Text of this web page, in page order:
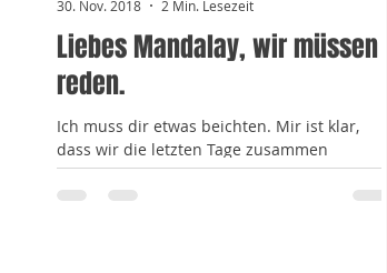
Liebes Mandalay, wir müssen
reden.
Ich muss dir etwas beichten. Mir ist klar,
dass wir die letzten Tage zusammen
verbracht haben. Ich habe bei dir
übernachtet und alles...
30. Nov. 2018
2 Min. Lesezeit